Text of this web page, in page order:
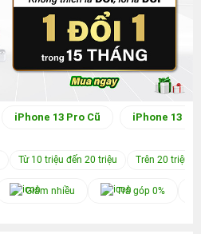
iPhone 13 Pro Cũ iPhone 13 Cũ
Từ 10 triệu đến 20 triệu Trên 20 triệu
Giảm nhiều Trả góp 0%